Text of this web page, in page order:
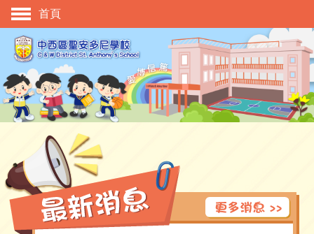
主頁
校慶活動
管理與組織
學與教
校風及學生支援
學生表現
相片及影片
升中資訊
首頁